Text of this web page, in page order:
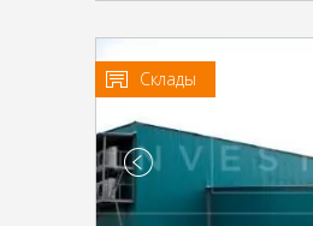
Склады